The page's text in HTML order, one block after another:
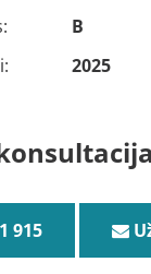
B
2025
915